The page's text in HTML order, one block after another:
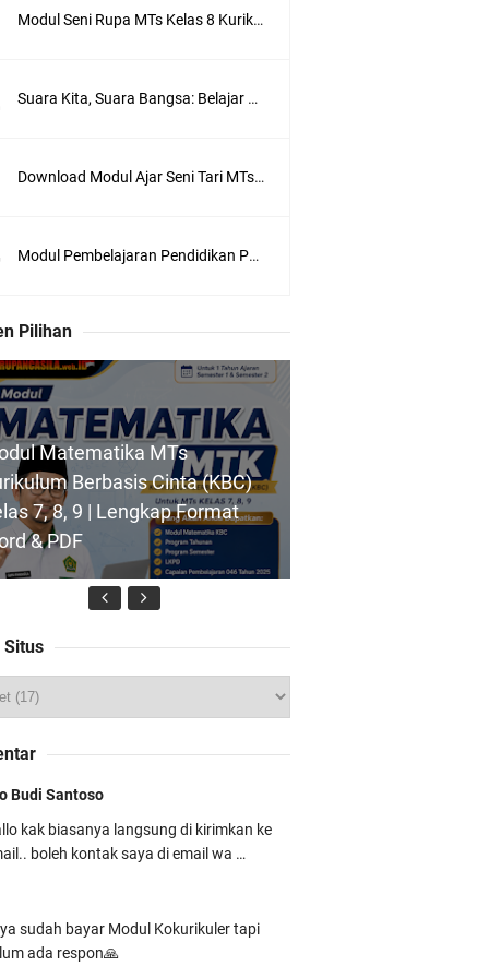
Modul Seni Rupa MTs Kelas 8 Kurikulum Berbasis Cinta (KBC) Terlengkap Semester 1 dan 2
Suara Kita, Suara Bangsa: Belajar Menyampaikan Aspirasi dengan Bijak
Download Modul Ajar Seni Tari MTs Kelas 7 Kurikulum Berbasis Cinta (KBC) Lengkap Semester 1 & 2
Modul Pembelajaran Pendidikan Pancasila KBC untuk MTs Kelas 7, 8, dan 9
Pilihan
Matematika MTs
Berbasis Cinta (KBC)
7, 8, 9 | Lengkap Format
& PDF
Ajar SKI MTs Kelas 7
Siap Pakai
Mengajar Tanpa Ribet!
Modul Ajar PJOK MTs
7 Kurikulum Berbasis Cinta
Situs
Budi Santoso
kak biasanya langsung di kirimkan ke
boleh kontak saya di email wa …
sudah bayar Modul Kokurikuler tapi
ada respon🙏